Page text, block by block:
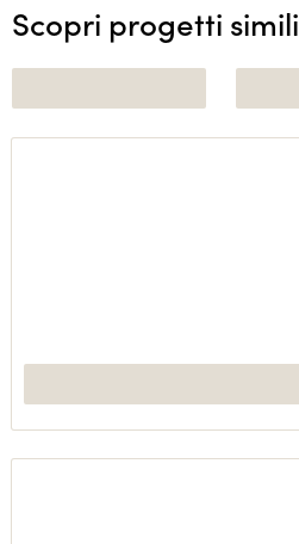
Scopri progetti simili